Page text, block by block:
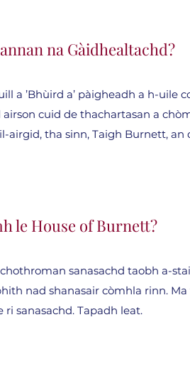
na Gàidhealtachd?
’Bhùird a’ pàigheadh a h-uile
cuid de thachartasan a
tha sinn, Taigh Burnett, an
le House of Burnett?
sanasachd taobh a-
nad shanasair còmhla rinn.
sanasachd. Tapadh leat.